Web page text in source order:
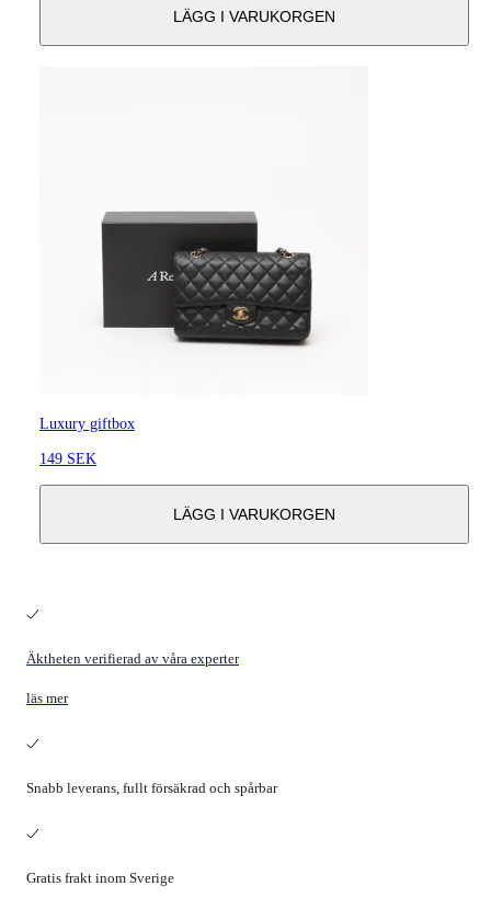
LÄGG I VARUKORGEN
Luxury giftbox
149 SEK
LÄGG I VARUKORGEN
Äktheten verifierad av våra experter
läs mer
Snabb leverans, fullt försäkrad och spårbar
Gratis frakt inom Sverige